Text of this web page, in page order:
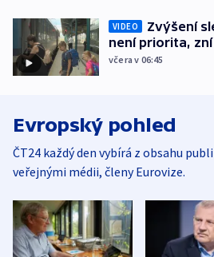
VIDEO
Zvýšení
není priorita,
včera v 06:45
Evropský pohled
ČT24 každý den vybírá z obsahu
veřejnými médii, členy Eurovize.